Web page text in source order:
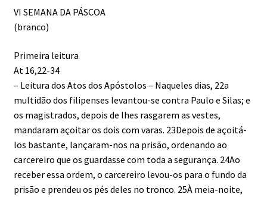
Pedidos de oração, testemunho ou música
VI SEMANA DA PÁSCOA
(branco)
Primeira leitura
At 16,22-34
– Leitura dos Atos dos Apóstolos – Naqueles dias, 22a
multidão dos filipenses levantou-se contra Paulo e Silas; e
os magistrados, depois de lhes rasgarem as vestes,
mandaram açoitar os dois com varas. 23Depois de açoitá-
los bastante, lançaram-nos na prisão, ordenando ao
carcereiro que os guardasse com toda a segurança. 24Ao
receber essa ordem, o carcereiro levou-os para o fundo da
prisão e prendeu os pés deles no tronco. 25À meia-noite,